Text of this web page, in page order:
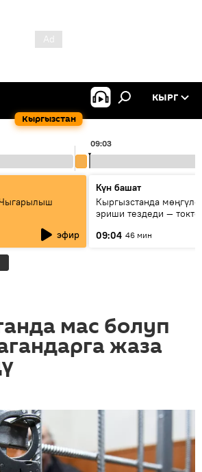
Кыргызстан
КЫРГ
09:03
эфир
Күн башат
Кыргызстанда
эриши тездеди —
09:04 46 мин
мас болуп
жаза